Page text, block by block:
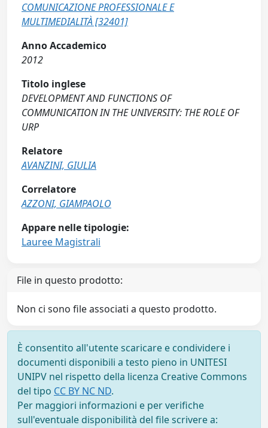
COMUNICAZIONE PROFESSIONALE E
MULTIMEDIALITÀ [32401]
Anno Accademico
2012
Titolo inglese
DEVELOPMENT AND FUNCTIONS OF
COMMUNICATION IN THE UNIVERSITY: THE ROLE OF
URP
Relatore
AVANZINI, GIULIA
Correlatore
AZZONI, GIAMPAOLO
Appare nelle tipologie:
Lauree Magistrali
File in questo prodotto:
Non ci sono file associati a questo prodotto.
È consentito all'utente scaricare e condividere i
documenti disponibili a testo pieno in UNITESI
UNIPV nel rispetto della licenza Creative Commons
del tipo CC BY NC ND.
Per maggiori informazioni e per verifiche
sull'eventuale disponibilità del file scrivere a: